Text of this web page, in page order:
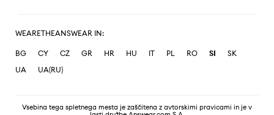
WEARETHEANSWEAR IN:
BG CY CZ GR HR HU IT PL RO SI
SK
UA
UA(RU)
Vsebina tega spletnega mesta je zaščitena z avtorskimi pravicami in je v